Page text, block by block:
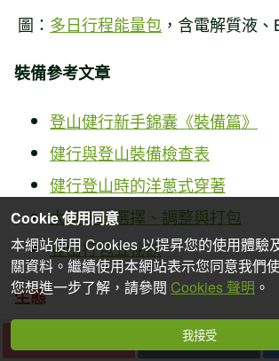
圖： 多日行程能量包 ，含電解質液
裝備參考文章
登山健行新手錦囊《裝備篇》
健行與登山裝備檢查表
健行登山時的洋蔥式穿著
大背包的選擇、調整與打包
登山打包五祕訣
生態
動物 下一篇
Cookie 使用同意
本網站使用 Cookies 以提昇您的使用體驗
關資料。繼續使用本網站表示您同意我們
您想進一步了解，請參閱 Cookies 聲明 。
我接受